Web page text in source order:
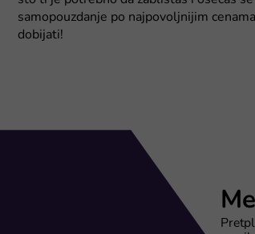
samopouzdanje po najpovoljnijim
dobijati!